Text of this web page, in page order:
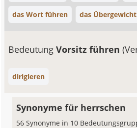
das Wort führen das
BedeutungVorsitz führen
dirigieren
Synonyme für herrschen
56 Synonyme in 10